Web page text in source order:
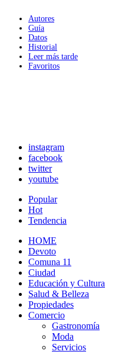
Autores
Guía
Datos
Historial
Leer más tarde
Favoritos
instagram
facebook
twitter
youtube
Popular
Hot
Tendencia
HOME
Devoto
Comuna 11
Ciudad
Educación y Cultura
Salud & Belleza
Propiedades
Comercio
Gastronomía
Moda
Servicios